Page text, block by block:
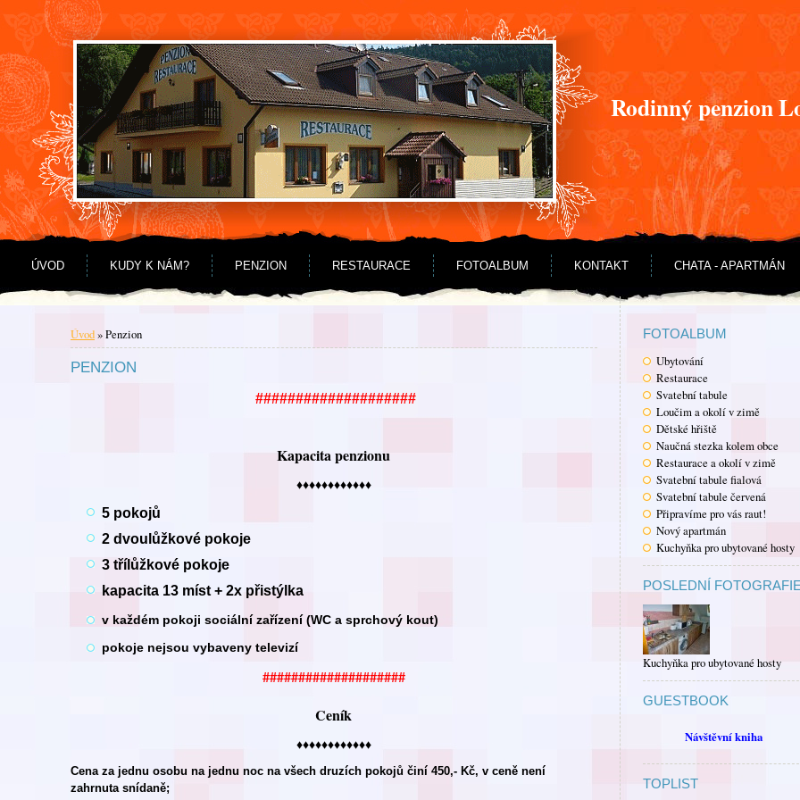
Jdi na obsah
Jdi na menu
Rodinný penzion
ÚVOD KUDY K NÁM? PENZION RESTAURACE FOTOALBUM KONTAKT CHATA - APARTMÁN
FOTOALBUM
Ubytování
Restaurace
Svatební tabule
Loučim a okolí v zimě
Dětské hřiště
Naučná stezka kolem obce
Restaurace a okolí v zimě
Svatební tabule fialová
Svatební tabule červená
Připravíme pro vás raut!
Nový apartmán
Kuchyňka pro ubytované hosty
POSLEDNÍ
Kuchyňka pro ubytované hosty
GUESTBOOK
Návštěvní kniha
TOPLIST
Úvod»Penzion
PENZION
####################
Kapacita penzionu
♦♦♦♦♦♦♦♦♦♦♦♦
5 pokojů
2 dvoulůžkové pokoje
3 třílůžkové pokoje
kapacita 13 míst + 2x přistýlka
v každém pokoji sociální zařízení (WC a sprchový kout)
pokoje nejsou vybaveny televizí
####################
Ceník
♦♦♦♦♦♦♦♦♦♦♦♦
Cena za jednu osobu na jednu noc na všech druzích pokojů činí 450,- Kč, v ceně není
zahrnuta snídaně;